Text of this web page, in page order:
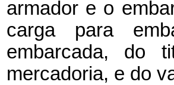
armador e o
carga para
embarcada, do
mercadoria, e do